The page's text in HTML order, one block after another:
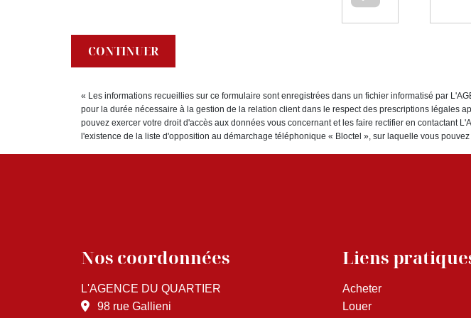
CONTINUER
« Les informations recueillies sur ce formulaire sont enregistrées dans un fichier informatisé par
pour la durée nécessaire à la gestion de la relation client dans le respect des prescriptions légales
pouvez exercer votre droit d'accès aux données vous concernant et les faire rectifier en contactant
l'existence de la liste d'opposition au démarchage téléphonique « Bloctel », sur laquelle vous
Nos coordonnées
L'AGENCE DU QUARTIER
98 rue Gallieni
Liens
Acheter
Louer